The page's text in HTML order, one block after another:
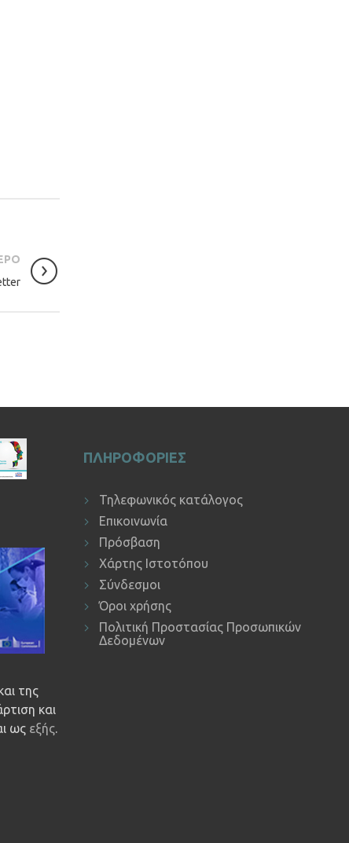
της
και
ως εξής.
ΠΛΗΡΟΦΟΡΙΕΣ
Τηλεφωνικός κατάλογος
Επικοινωνία
Πρόσβαση
Χάρτης Ιστοτόπου
Σύνδεσμοι
Όροι χρήσης
Πολιτική Προστασίας Προσωπικών
Δεδομένων